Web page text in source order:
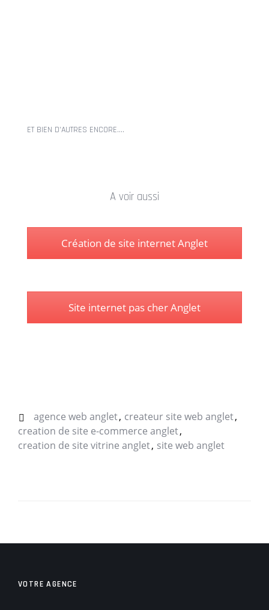
ET BIEN D’AUTRES ENCORE….
A voir aussi
Création de site internet Anglet
Site internet pas cher Anglet
agence web anglet createur site web anglet
creation de site e-commerce anglet
creation de site vitrine anglet site web anglet
VOTRE AGENCE